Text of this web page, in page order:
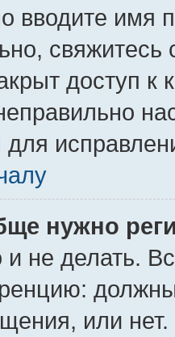
вводите имя
доступ к
нужно
не делать.
или